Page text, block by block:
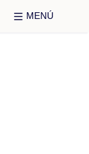
MENÚ